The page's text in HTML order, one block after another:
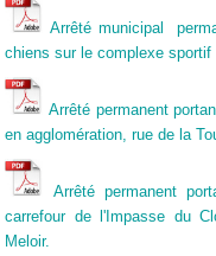
Arrêté municipal
chiens sur le complexe sportif
Arrêté permanent
en agglomération, rue de la
Arrêté permanent
carrefour de l'Impasse du
Meloir.